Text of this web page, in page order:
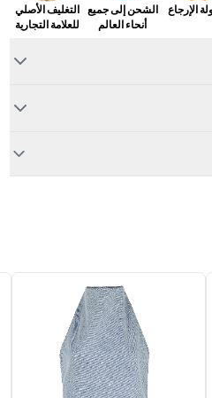
الإرجاع
الشحن إلى جميع
أنحاء العالم
التغليف الأصلي
للعلامة التجارية